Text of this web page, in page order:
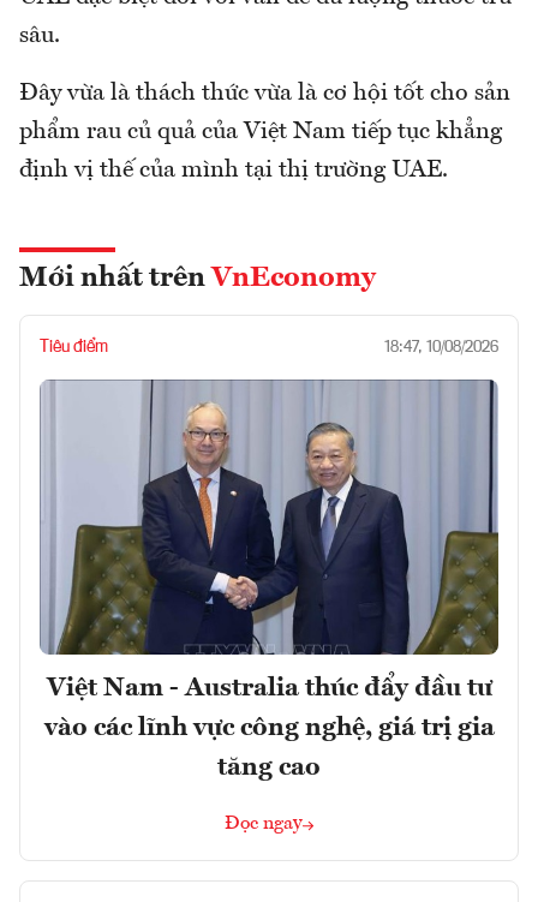
sâu.
Đây vừa là thách thức vừa là cơ hội tốt cho sản
phẩm rau củ quả của Việt Nam tiếp tục khẳng
định vị thế của mình tại thị trường UAE.
Mới nhất trên VnEconomy
Tiêu điểm 18:47, 10/08/2026
Việt Nam - Australia thúc đẩy đầu tư
vào các lĩnh vực công nghệ, giá trị gia
tăng cao
Đọc ngay